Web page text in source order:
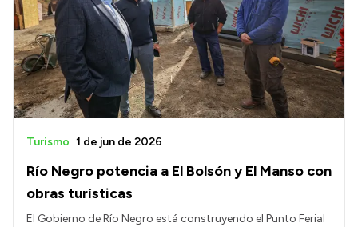
Río Negro potencia a El Bolsón y El Manso con
obras turísticas
Turismo 1 de jun de 2026
El Gobierno de Río Negro está construyendo el Punto Ferial